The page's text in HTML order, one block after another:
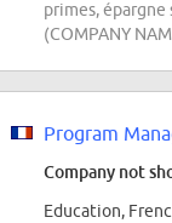
primes,
(COMPANY
Program
Company not
Education,